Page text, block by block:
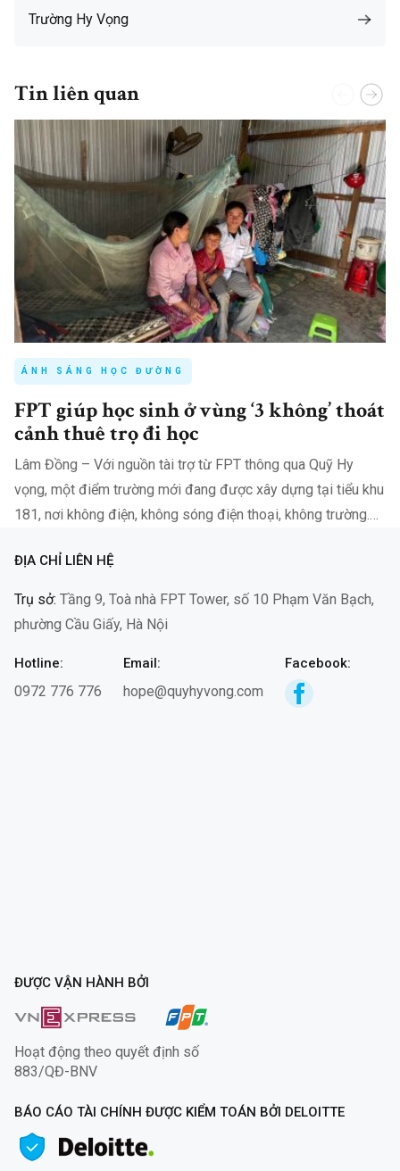
Trường Hy Vọng
Tin liên quan
ÁNH SÁNG HỌC ĐƯỜNG
FPT giúp học sinh ở vùng ‘3 không’ thoát
cảnh thuê trọ đi học
Lâm Đồng – Với nguồn tài trợ từ FPT thông qua Quỹ Hy
vọng, một điểm trường mới đang được xây dựng tại tiểu khu
181, nơi không điện, không sóng điện thoại, không trường.
ĐỊA CHỈ LIÊN HỆ
Trụ sở: Tầng 9, Toà nhà FPT Tower, số 10 Phạm Văn Bạch,
phường Cầu Giấy, Hà Nội
Hotline:
0972 776 776
Email:
hope@quyhyvong.com
Facebook:
ĐƯỢC VẬN HÀNH BỞI
Hoạt động theo quyết định số
883/QĐ-BNV
BÁO CÁO TÀI CHÍNH ĐƯỢC KIỂM TOÁN BỞI DELOITTE